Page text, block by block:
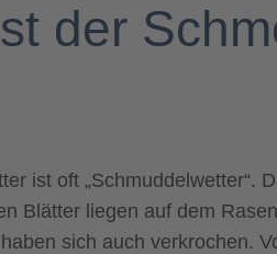
der
ist oft „Schmuddelwetter“.
Blätter liegen auf dem
sich auch verkrochen.